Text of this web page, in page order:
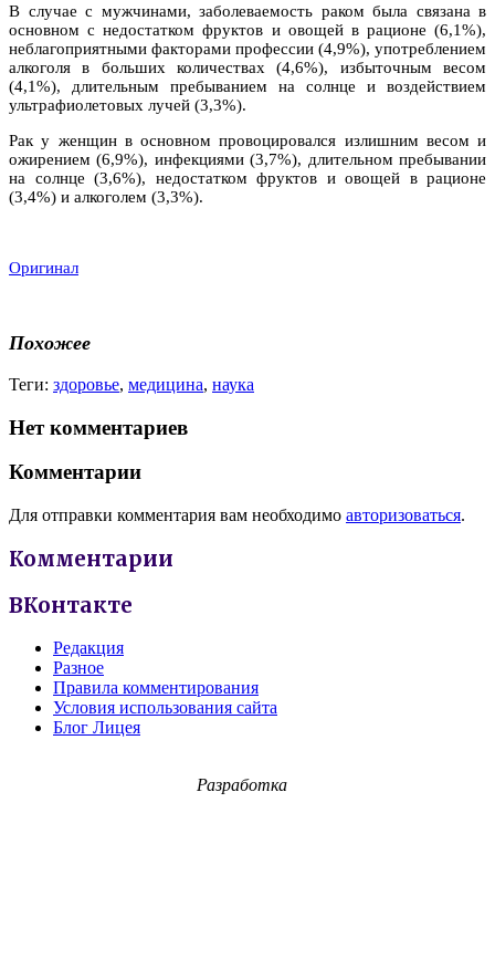
В случае с мужчинами, заболеваемость раком была связана в
основном с недостатком фруктов и овощей в рационе (6,1%),
неблагоприятными факторами профессии (4,9%), употреблением
алкоголя в больших количествах (4,6%), избыточным весом
(4,1%), длительным пребыванием на солнце и воздействием
ультрафиолетовых лучей (3,3%).
Рак у женщин в основном провоцировался излишним весом и
ожирением (6,9%), инфекциями (3,7%), длительном пребывании
на солнце (3,6%), недостатком фруктов и овощей в рационе
(3,4%) и алкоголем (3,3%).
Оригинал
Похожее
Теги: здоровье, медицина, наука
Нет комментариев
Комментарии
Для отправки комментария вам необходимо авторизоваться.
Комментарии
ВКонтакте
Редакция
Разное
Правила комментирования
Условия использования сайта
Блог Лицея
Разработка